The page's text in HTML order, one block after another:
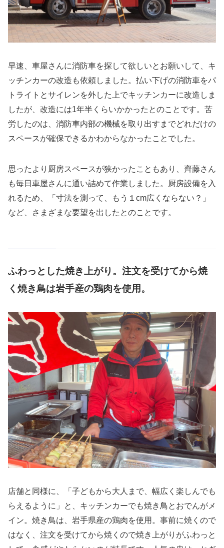
早速、車屋さんに消防車を探して欲しいとお願いして、キ
ッチンカーの改造も依頼しました。払い下げの消防車をパ
トライトとサイレンを外した上でキッチンカーに改造しま
したが、改造には1年半くらいかかったとのことです。苦
労したのは、消防車内部の機械を取り出すまでどれだけの
スペースが確保できるかわからなかったことでした。
思ったより厨房スペースが狭かったこともあり、齊藤さん
も毎日車屋さんに通い詰めて作業しました。厨房設備を入
れるため、「寸法を測って、もう１cm広くならない？」
など、さまざまな要望を出したとのことです。
ふわっとした焼き上がり。注文を受けてから焼
く焼き鳥は岩手産の鶏肉を使用。
店舗と同様に、「子どもから大人まで、幅広く楽しんでも
らえるように」と、キッチンカーでも焼き鳥とおでんがメ
イン。焼き鳥は、岩手県産の鶏肉を使用。事前に焼くので
はなく、注文を受けてから焼くので焼き上がりがふわっと